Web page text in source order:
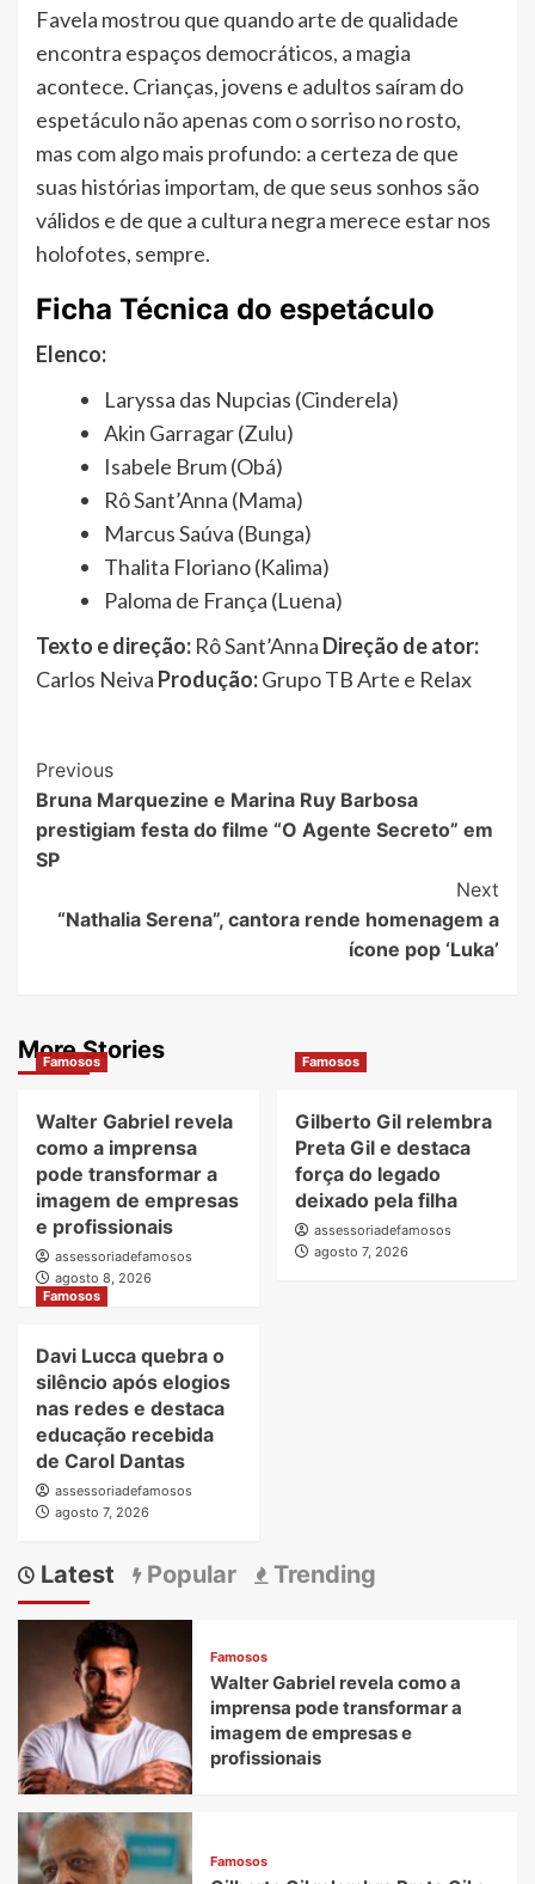
Favela mostrou que quando arte de qualidade
encontra espaços democráticos, a magia
acontece. Crianças, jovens e adultos saíram do
espetáculo não apenas com o sorriso no rosto,
mas com algo mais profundo: a certeza de que
suas histórias importam, de que seus sonhos são
válidos e de que a cultura negra merece estar nos
holofotes, sempre.
Ficha Técnica do espetáculo
Elenco:
Laryssa das Nupcias (Cinderela)
Akin Garragar (Zulu)
Isabele Brum (Obá)
Rô Sant’Anna (Mama)
Marcus Saúva (Bunga)
Thalita Floriano (Kalima)
Paloma de França (Luena)
Texto e direção: Rô Sant’Anna Direção de ator:
Carlos Neiva Produção:Grupo TB Arte e Relax
Post
Navigation
Previous
Bruna Marquezine e Marina Ruy Barbosa
prestigiam festa do filme “O Agente Secreto” em
SP
Next
“Nathalia Serena”, cantora rende homenagem a
ícone pop ‘Luka’
More Stories
Famosos
Walter Gabriel revela
como a imprensa
pode transformar a
imagem de empresas
e profissionais
assessoriadefamosos
agosto 8, 2026
Famosos
Gilberto Gil relembra
Preta Gil e destaca
força do legado
deixado pela filha
assessoriadefamosos
agosto 7, 2026
Famosos
Davi Lucca quebra o
silêncio após elogios
nas redes e destaca
educação recebida
de Carol Dantas
assessoriadefamosos
agosto 7, 2026
Latest Popular Trending
Famosos
Walter Gabriel revela como a
imprensa pode transformar a
imagem de empresas e
profissionais
Famosos